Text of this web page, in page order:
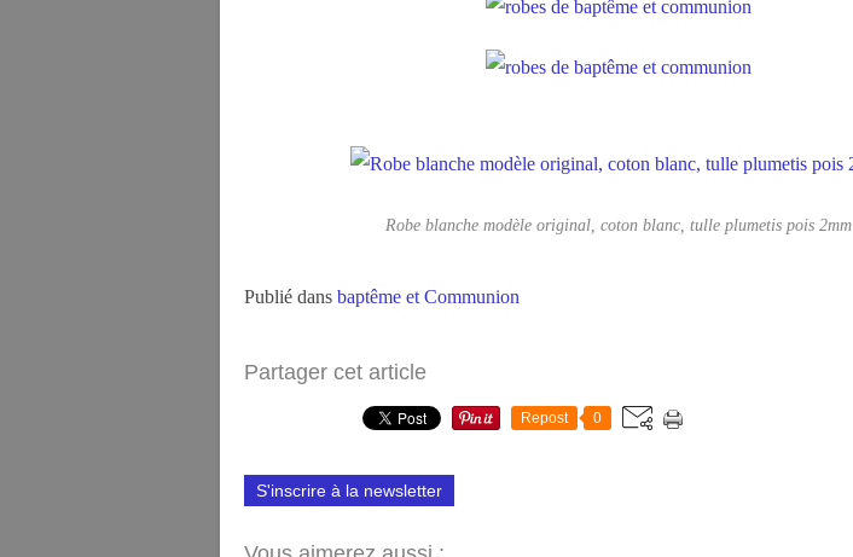
Robe blanche modèle original, coton blanc, tulle plumetis pois 2mm
Publié dans baptême et Communion
Partager cet article
Repost 0
S'inscrire à la newsletter